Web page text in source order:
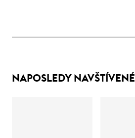
NAPOSLEDY NAVŠTÍVENÉ